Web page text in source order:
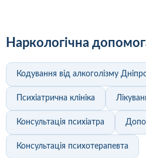
Наркологічна
Кодування від алкоголізму
Психіатрична клініка
Консультація психіатра
Консультація психотерапевта